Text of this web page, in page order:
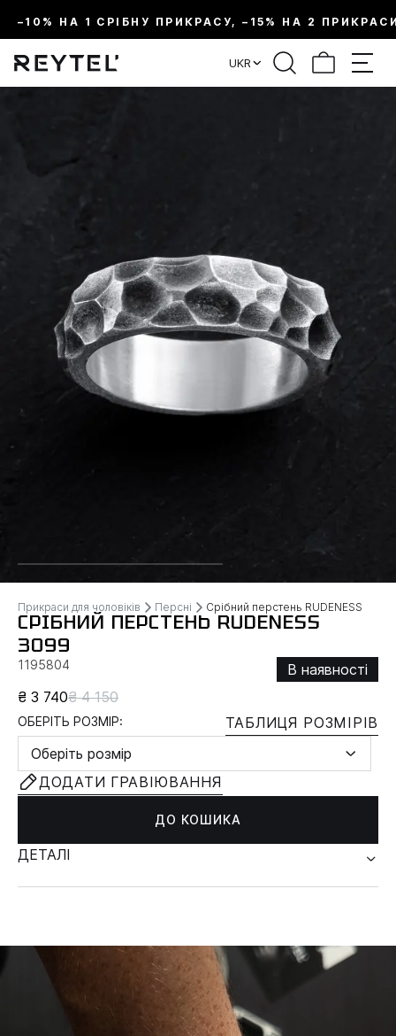
–10% НА 1 СРІБНУ ПРИКРАСУ, –15% НА 2
UKR
Прикраси для чоловіків Персні Срібний перстень RUDENESS
СРІБНИЙ ПЕРСТЕНЬ RUDENESS
3099
1195804
В наявності
₴ 3 740₴ 4 150
ОБЕРІТЬ РОЗМІР:
ТАБЛИЦЯ РОЗМІРІВ
Оберіть розмір
ДОДАТИ ГРАВІЮВАННЯ
ДО КОШИКА
ДЕТАЛІ